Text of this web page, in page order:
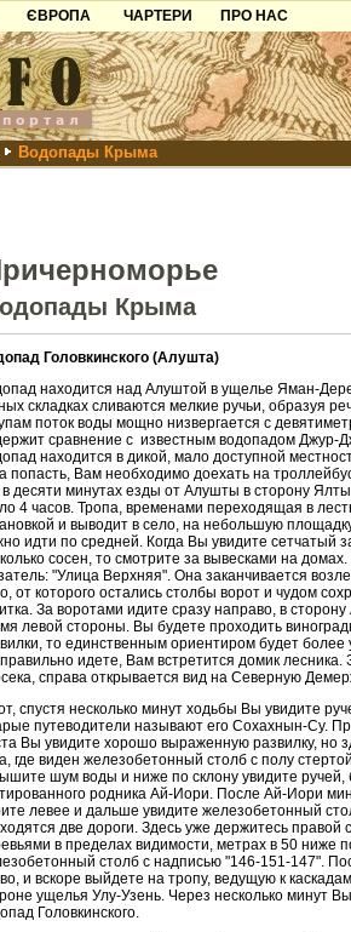
ЄВРОПА
Чорногорія
Хорватія
Болгарія
Албанія
ЧАРТЕРИ
ПРО НАС
Контакти
Партнерам
Додати готель
Водопады Крыма
Крыма
Головкинского (Алушта)
находится над Алуштой в ущелье Яман-
складках сливаются мелкие ручьи, образуя
поток воды мощно низвергается с
сравнение с известным водопадом Джур-
находится в дикой, мало доступной
попасть, Вам необходимо доехать на
в десяти минутах езды от Алушты в сторону
4 часов. Тропа, временами переходящая в
и выводит в село, на небольшую
идти по средней. Когда Вы увидите сетчатый
сосен, то смотрите за вывесками на
"Улица Верхняя". Она заканчивается
от которого остались столбы ворот и чудом
За воротами идите сразу направо, в
левой стороны. Вы будете проходить
то единственным ориентиром будет более
идете, Вам встретится домик лесника.
справа открывается вид на Северную
спустя несколько минут ходьбы Вы увидите
путеводители называют его Сохахнын-Су.
Вы увидите хорошо выраженную развилку, но
где виден железобетонный столб с полу
шум воды и ниже по склону увидите
родника Ай-Иори. После Ай-Иори
левее и дальше увидите железобетонный
две дороги. Здесь уже держитесь правой
в пределах видимости, метрах в 50 ниже
столб с надписью "146-151-147".
и вскоре выйдете на тропу, ведущую к
ущелья Улу-Узень. Через несколько минут
Головкинского.